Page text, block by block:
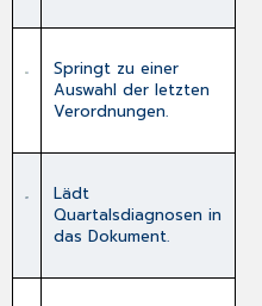
Springt zu einer
Auswahl der letzten
Verordnungen.
Lädt
Quartalsdiagnosen in
das Dokument.